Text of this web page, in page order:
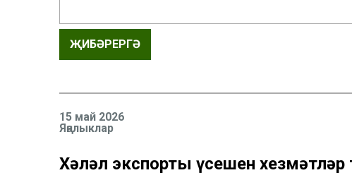
ҖИБӘРЕРГӘ
15 май 2026
Яңалыклар
Хәләл экспорты үсешен хезмәтләр